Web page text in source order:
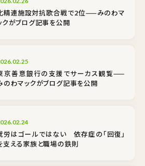
精連施設対抗歌合戦で2位——みのわマ
クがブログ記事を公開
京善意銀行の支援でサーカス観覧——
のわマックがブログ記事を公開
労はゴールではない 依存症の「回復」
支える家族と職場の鉄則